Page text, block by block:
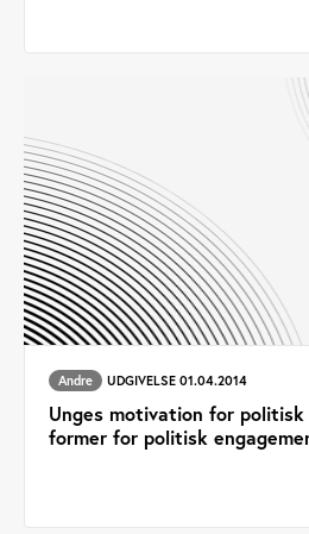
Andre UDGIVELSE 01.04.2014
Unges motivation for
former for politisk